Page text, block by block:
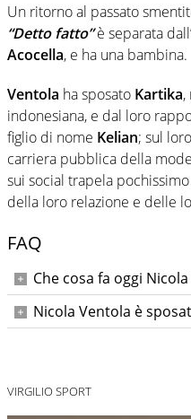
Un ritorno al passato
“Detto fatto”è separata
Acocella, e ha una bambina.
Ventola ha sposato Kartika,
indonesiana, e dal loro
figlio di nome Kelian; sul
carriera pubblica della
sui social trapela
della loro relazione e delle
FAQ
Che cosa fa oggi
Dopo aver messo da parte
Nicola Ventola si è esibito
Nicola Ventola è
VIRGILIO SPORT